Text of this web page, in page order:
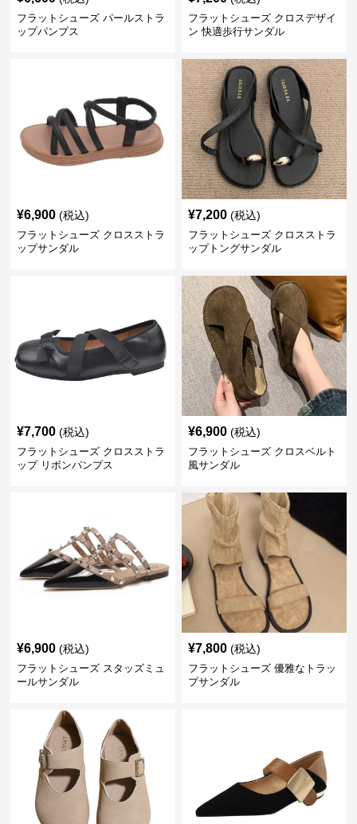
フラットシューズ パールストラ
ップパンプス
フラットシューズ クロスデザイ
ン 快適歩行サンダル
¥6,900 (税込)
フラットシューズ クロスストラ
ップサンダル
¥7,200 (税込)
フラットシューズ クロスストラ
ップトングサンダル
¥7,700 (税込)
フラットシューズ クロスストラ
ップ リボンパンプス
¥6,900 (税込)
フラットシューズ クロスベルト
風サンダル
¥6,900 (税込)
フラットシューズ スタッズミュ
ールサンダル
¥7,800 (税込)
フラットシューズ 優雅なトラッ
プサンダル